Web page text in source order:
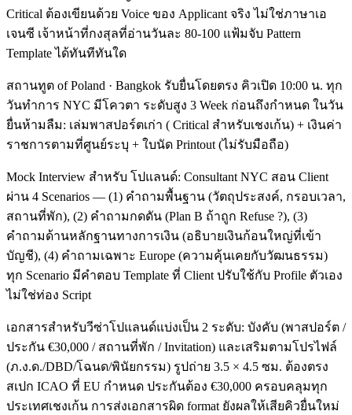
Critical ต้องเขียนด้วย Voice ของ Applicant จริง ไม่ใช่ภาษาเอ
เจนซี เจ้าหน้าที่กงสุลที่อ่านวันละ 80-100 แฟ้มจับ Pattern
Template ได้ทันทีทันใด
สถานทูต of Poland · Bangkok รับยื่นโดยตรง คิวเปิด 10:00 น. ทุก
วันทำการ NYC มีโควตา ระดับสูง 3 Week ก่อนถึงกำหนด ในวัน
ยื่นห้ามลืม: เล่มพาสปอร์ตเก่า ( Critical สำหรับเชงเก้น) + เงินค่า
ราชการตามที่ศูนย์ระบุ + ใบนัด Printout (ไม่รับมือถือ)
Mock Interview สำหรับ โปแลนด์: Consultant NYC สอน Client
ผ่าน 4 Scenarios — (1) คำถามพื้นฐาน (วัตถุประสงค์, กรอบเวลา,
สถานที่พัก), (2) คำถามกดดัน (Plan B ถ้าถูก Refuse ?), (3)
คำถามด้านหลักฐานทางการเงิน (อธิบายเงินก้อนใหญ่ที่เข้า
บัญชี), (4) คำถามเฉพาะ Europe (ความคุ้นเคยกับวัฒนธรรม)
ทุก Scenario มีคำตอบ Template ที่ Client ปรับใช้กับ Profile ตัวเอง
ไม่ใช่ท่อง Script
เอกสารสำหรับวีซ่าโปแลนด์แบ่งเป็น 2 ระดับ: บังคับ (พาสปอร์ต /
ประกัน €30,000 / สถานที่พัก / Invitation) และเสริมตามโปรไฟล์
(ภ.ง.ด./DBD/โฉนด/พินัยกรรม) รูปถ่าย 3.5 × 4.5 ซม. ต้องตรง
สเปก ICAO ที่ EU กำหนด ประกันต้อง €30,000 ครอบคลุมทุก
ประเทศเชงเก้น การส่งเอกสารผิด format ยังผลให้เสียคิวยื่นใหม่